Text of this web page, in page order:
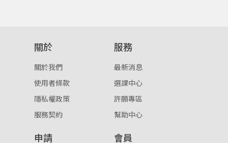
入。
重設密碼
點擊下方「確定」將前一位使用者強制登出。
確定
取消
關於
關於我們
使用者條款
隱私權政策
服務契約
服務
最新消息
選課中心
許願專區
幫助中心
申請 會員